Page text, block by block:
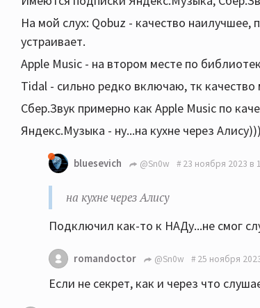
На мой слух: Qobuz - качество
устраивает.
Apple Music - на втором месте по
Tidal - сильно редко включаю, тк
Сбер.Звук примерно как Apple Music по
Яндекс.Музыка - ну...на кухне через Алису)))
bluesevich @Sn0w 23 ноября 2023 в
на кухне через Алису
Подключил как-то к НАДу...не смог
romandoctor @Sn0w 25 ноября
Если не секрет, как и через что